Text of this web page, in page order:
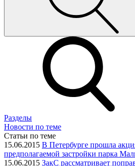
Разделы
Новости по теме
Статьи по теме
15.06.2015 В Петербурге прошла
предполагаемой застройки парка
15.06.2015 ЗакС рассматривает